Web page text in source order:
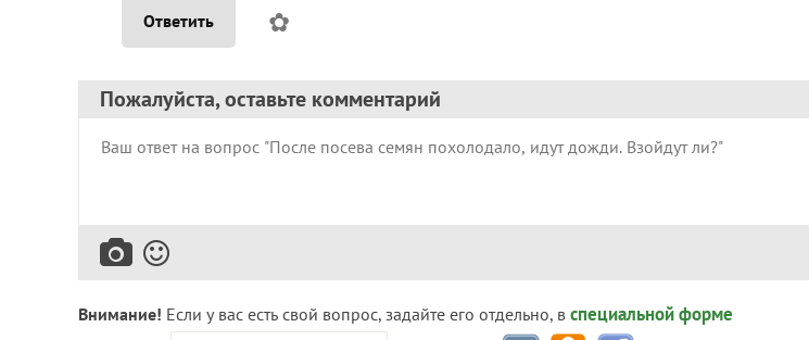
Ответить ✿
Пожалуйста, оставьте комментарий
Внимание! Если у вас есть свой вопрос, задайте его отдельно, в специальной форме